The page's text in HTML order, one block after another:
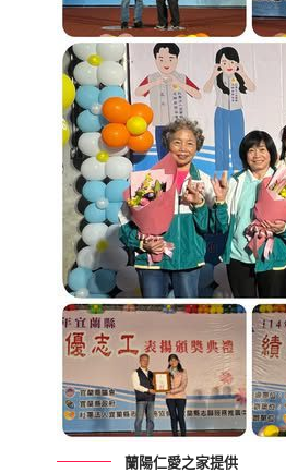
蘭陽仁愛之家提供